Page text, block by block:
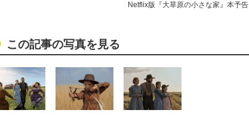
Netflix版『大草原の小さな家』本予告
この記事の写真を見る